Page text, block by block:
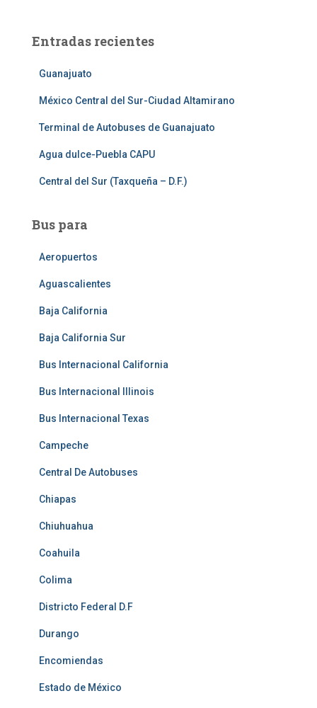
Entradas recientes
Guanajuato
México Central del Sur-Ciudad Altamirano
Terminal de Autobuses de Guanajuato
Agua dulce-Puebla CAPU
Central del Sur (Taxqueña – D.F.)
Bus para
Aeropuertos
Aguascalientes
Baja California
Baja California Sur
Bus Internacional California
Bus Internacional Illinois
Bus Internacional Texas
Campeche
Central De Autobuses
Chiapas
Chiuhuahua
Coahuila
Colima
Districto Federal D.F
Durango
Encomiendas
Estado de México